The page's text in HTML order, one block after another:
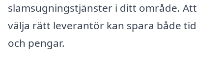
slamsugningstjänster i ditt område. Att
välja rätt leverantör kan spara både tid
och pengar.